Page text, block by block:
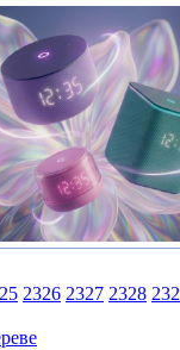
2326 2327 2328